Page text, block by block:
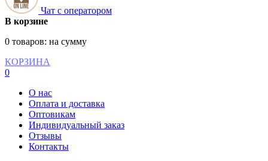
Чат с оператором
В корзине
0 товаров: на сумму
КОРЗИНА
0
О нас
Оплата и доставка
Оптовикам
Индивидуальный заказ
Отзывы
Контакты